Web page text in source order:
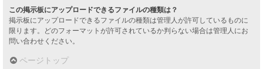
この掲示板にアップロードできるファイルの種類は？
掲示板にアップロードできるファイルの種類は管理人が許可しているものに
限ります。どのフォーマットが許可されているか判らない場合は管理人にお
問い合わせください。
ページトップ